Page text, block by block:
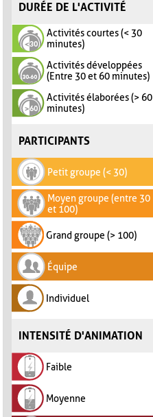
DURÉE DE L'ACTIVITÉ
Activités courtes (< 30
minutes)
Activités développées
(Entre 30 et 60 minutes)
Activités élaborées (> 60
minutes)
PARTICIPANTS
Petit groupe (< 30)
Moyen groupe (entre 30
et 100)
Grand groupe (> 100)
Équipe
Individuel
INTENSITÉ D'ANIMATION
Faible
Moyenne